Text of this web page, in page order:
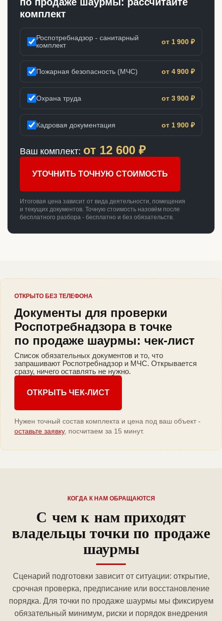
комплект
Роспотребнадзор - санитарный
комплект
от 1 900 ₽
Пожарная безопасность (МЧС) от 4 900 ₽
Охрана труда от 3 900 ₽
Кадровая документация от 1 900 ₽
Ваш комплект: от 12 600 ₽
УТОЧНИТЬ ТОЧНУЮ СТОИМОСТЬ
Итоговая цена зависит от вида деятельности, помещения
и текущих документов. Точную стоимость назовём после
бесплатного разбора - бесплатно и без обязательств.
ОТКРЫТО БЕЗ ТЕЛЕФОНА
Документы для проверки
Роспотребнадзора в точке
по продаже шаурмы: чек-лист
Список обязательных документов и то, что
запрашивают Роспотребнадзор и МЧС. Открывается
сразу, ничего оставлять не нужно.
ОТКРЫТЬ ЧЕК-ЛИСТ
Нужен точный состав комплекта и цена под ваш объект -
оставьте заявку, посчитаем за 15 минут.
КОГДА К НАМ ОБРАЩАЮТСЯ
С чем к нам приходят
владельцы точки по продаже
шаурмы
Сценарий подготовки зависит от ситуации: открытие,
срочная проверка, предписание или восстановление
порядка. Для точки по продаже шаурмы мы фиксируем
обязательный минимум, риски и порядок внедрения